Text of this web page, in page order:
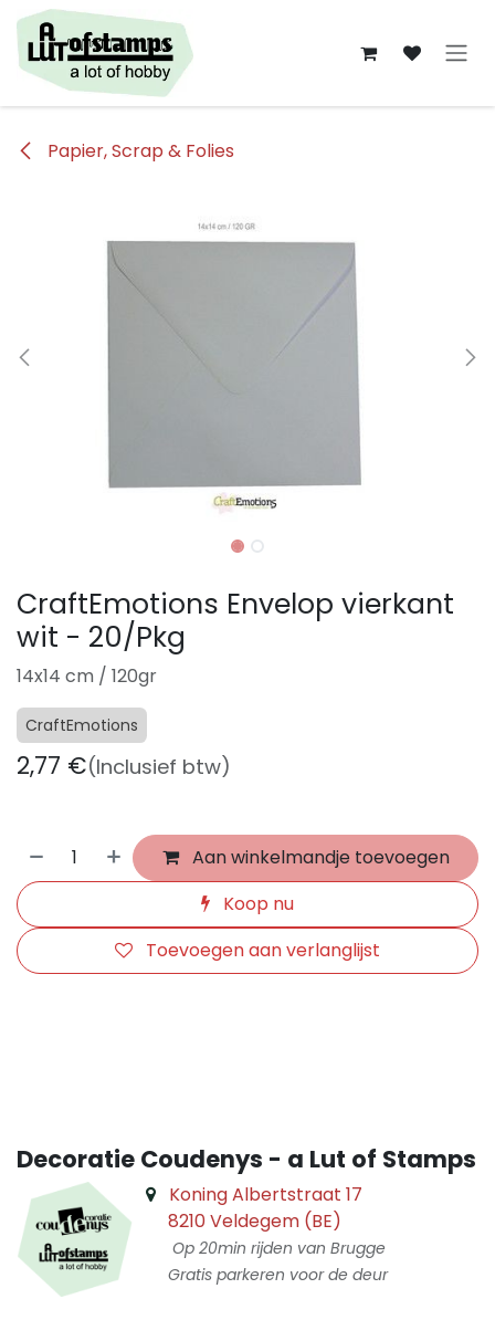
Overslaan naar inhoud
Papier, Scrap & Folies
CraftEmotions Envelop vierkant
wit - 20/Pkg
14x14 cm / 120gr
CraftEmotions
2,77 €(Inclusief btw)
Aan winkelmandje toevoegen
Koop nu
Toevoegen aan verlanglijst
Decoratie Coudenys - a Lut of Stamps
Koning Albertstraat 17
8210 Veldegem (BE)
Op 20min rijden van Brugge
Gratis parkeren voor de deur